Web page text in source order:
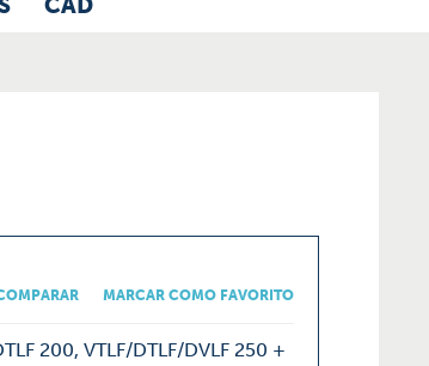
MARCAR COMO FAVORITO
200, VTLF/DTLF/DVLF 250 +